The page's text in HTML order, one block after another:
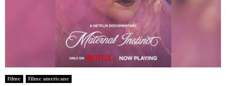
Filme Filme americane